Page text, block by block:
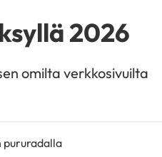
2026
omilta verkkosivuilta
pururadalla